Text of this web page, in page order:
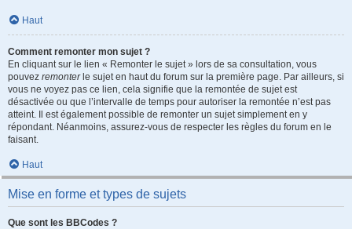
Haut
Comment remonter mon sujet ?
En cliquant sur le lien « Remonter le sujet » lors de sa consultation, vous
pouvez remonterle sujet en haut du forum sur la première page. Par ailleurs, si
vous ne voyez pas ce lien, cela signifie que la remontée de sujet est
désactivée ou que l’intervalle de temps pour autoriser la remontée n’est pas
atteint. Il est également possible de remonter un sujet simplement en y
répondant. Néanmoins, assurez-vous de respecter les règles du forum en le
faisant.
Haut
Mise en forme et types de sujets
Que sont les BBCodes ?